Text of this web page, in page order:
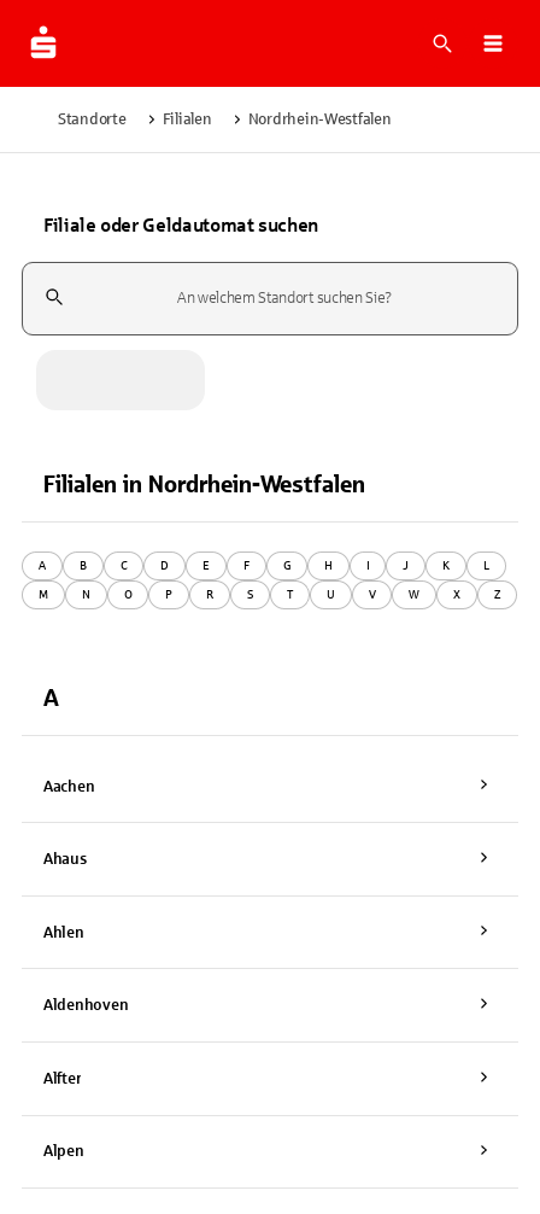
Suche
Standorte Filialen Nordrhein-Westfalen
Filiale oder Geldautomat suchen
Suchfeld
Filialen in Nordrhein-Westfalen
A B C D E F G H I J K L
M N O P R S T U V W X Z
A
Aachen
Ahaus
Ahlen
Aldenhoven
Alfter
Alpen